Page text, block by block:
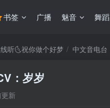
书签 广播 魅音 舞蹈
听🌜祝你做个好梦 中文音电台
：岁岁
新